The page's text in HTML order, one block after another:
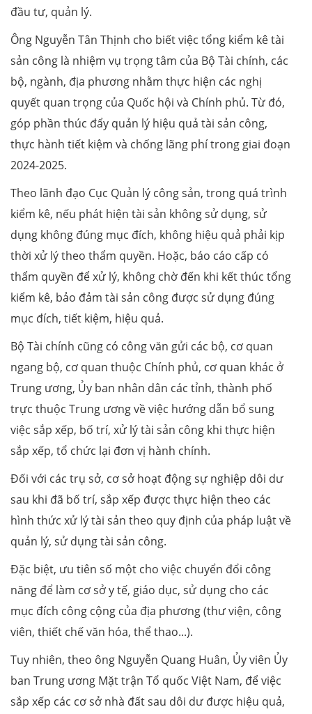
đầu tư, quản lý.
Ông Nguyễn Tân Thịnh cho biết việc tổng kiểm kê tài
sản công là nhiệm vụ trọng tâm của Bộ Tài chính, các
bộ, ngành, địa phương nhằm thực hiện các nghị
quyết quan trọng của Quốc hội và Chính phủ. Từ đó,
góp phần thúc đẩy quản lý hiệu quả tài sản công,
thực hành tiết kiệm và chống lãng phí trong giai đoạn
2024-2025.
Theo lãnh đạo Cục Quản lý công sản, trong quá trình
kiểm kê, nếu phát hiện tài sản không sử dụng, sử
dụng không đúng mục đích, không hiệu quả phải kịp
thời xử lý theo thẩm quyền. Hoặc, báo cáo cấp có
thẩm quyền để xử lý, không chờ đến khi kết thúc tổng
kiểm kê, bảo đảm tài sản công được sử dụng đúng
mục đích, tiết kiệm, hiệu quả.
Bộ Tài chính cũng có công văn gửi các bộ, cơ quan
ngang bộ, cơ quan thuộc Chính phủ, cơ quan khác ở
Trung ương, Ủy ban nhân dân các tỉnh, thành phố
trực thuộc Trung ương về việc hướng dẫn bổ sung
việc sắp xếp, bố trí, xử lý tài sản công khi thực hiện
sắp xếp, tổ chức lại đơn vị hành chính.
Đối với các trụ sở, cơ sở hoạt động sự nghiệp dôi dư
sau khi đã bố trí, sắp xếp được thực hiện theo các
hình thức xử lý tài sản theo quy định của pháp luật về
quản lý, sử dụng tài sản công.
Đặc biệt, ưu tiên số một cho việc chuyển đổi công
năng để làm cơ sở y tế, giáo dục, sử dụng cho các
mục đích công cộng của địa phương (thư viện, công
viên, thiết chế văn hóa, thể thao...).
Tuy nhiên, theo ông Nguyễn Quang Huân, Ủy viên Ủy
ban Trung ương Mặt trận Tổ quốc Việt Nam, để việc
sắp xếp các cơ sở nhà đất sau dôi dư được hiệu quả,